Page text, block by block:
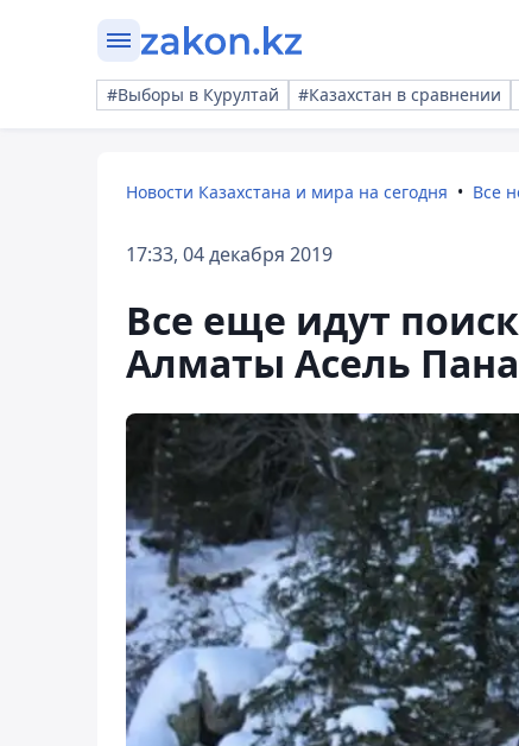
#Выборы в Курултай #Казахстан в сравнении
Новости Казахстана и мира на сегодня Все
17:33, 04 декабря 2019
Все еще идут
Алматы Асель